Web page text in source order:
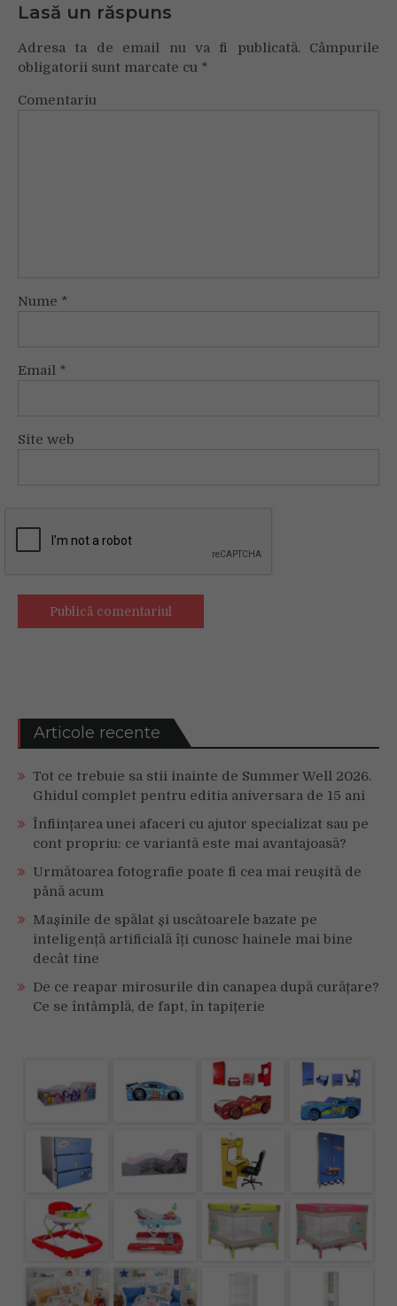
Lasă un răspuns
Adresa ta de email nu va fi publicată.Câmpurile
obligatorii sunt marcate cu *
Comentariu
Nume *
Email *
Site web
Articole recente
Tot ce trebuie sa stii inainte de Summer Well 2026.
Ghidul complet pentru editia aniversara de 15 ani
Înființarea unei afaceri cu ajutor specializat sau pe
cont propriu: ce variantă este mai avantajoasă?
Următoarea fotografie poate fi cea mai reușită de
până acum
Mașinile de spălat și uscătoarele bazate pe
inteligență artificială îți cunosc hainele mai bine
decât tine
De ce reapar mirosurile din canapea după curățare?
Ce se întâmplă, de fapt, în tapițerie